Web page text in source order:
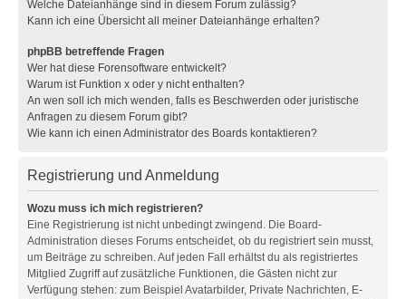
Welche Dateianhänge sind in diesem Forum zulässig?
Kann ich eine Übersicht all meiner Dateianhänge erhalten?
phpBB betreffende Fragen
Wer hat diese Forensoftware entwickelt?
Warum ist Funktion x oder y nicht enthalten?
An wen soll ich mich wenden, falls es Beschwerden oder juristische
Anfragen zu diesem Forum gibt?
Wie kann ich einen Administrator des Boards kontaktieren?
Registrierung und Anmeldung
Wozu muss ich mich registrieren?
Eine Registrierung ist nicht unbedingt zwingend. Die Board-
Administration dieses Forums entscheidet, ob du registriert sein musst,
um Beiträge zu schreiben. Auf jeden Fall erhältst du als registriertes
Mitglied Zugriff auf zusätzliche Funktionen, die Gästen nicht zur
Verfügung stehen: zum Beispiel Avatarbilder, Private Nachrichten, E-